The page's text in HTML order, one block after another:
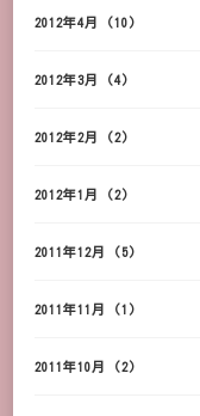
2012年4月 (10)
2012年3月 (4)
2012年2月 (2)
2012年1月 (2)
2011年12月 (5)
2011年11月 (1)
2011年10月 (2)